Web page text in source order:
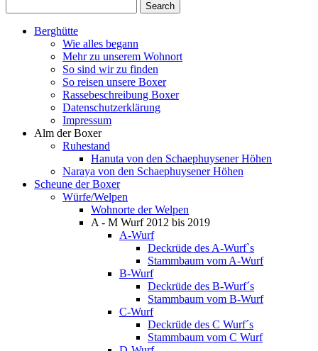
Berghütte
Wie alles begann
Mehr zu unserem Wohnort
So sind wir zu finden
So reisen unsere Boxer
Rassebeschreibung Boxer
Datenschutzerklärung
Impressum
Alm der Boxer
Ruhestand
Hanuta von den Schaephuysener Höhen
Naraya von den Schaephuysener Höhen
Scheune der Boxer
Würfe/Welpen
Wohnorte der Welpen
A - M Wurf 2012 bis 2019
A-Wurf
Deckrüde des A-Wurf`s
Stammbaum vom A-Wurf
B-Wurf
Deckrüde des B-Wurf´s
Stammbaum vom B-Wurf
C-Wurf
Deckrüde des C Wurf´s
Stammbaum vom C Wurf